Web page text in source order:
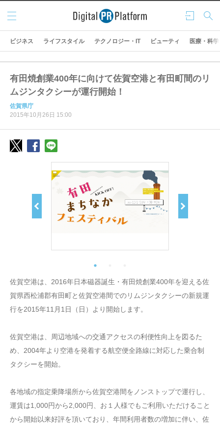
ログ
イン
検索
メニ
ュー
ビジネス ライフスタイル テクノロジー・IT ビューティ 医療・科学
有田焼創業400年に向けて佐賀空港と有田町間のリ
ムジンタクシーが運行開始！
佐賀県庁
2015年10月26日 15:00
佐賀空港は、2016年日本磁器誕生・有田焼創業400年を迎える佐
賀県西松浦郡有田町と佐賀空港間でのリムジンタクシーの新規運
行を2015年11月1日（日）より開始します。
佐賀空港は、周辺地域への交通アクセスの利便性向上を図るた
め、2004年より空港を発着する航空便全路線に対応した乗合制
タクシーを開始。
各地域の指定乗降場所から佐賀空港間をノンストップで運行し、
運賃は1,000円から2,000円、お１人様でもご利用いただけること
から開始以来好評を頂いており、年間利用者数の増加に伴い、佐